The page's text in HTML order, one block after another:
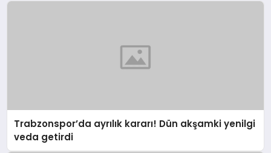
Trabzonspor’da ayrılık kararı! Dün akşamki yenilgi
veda getirdi